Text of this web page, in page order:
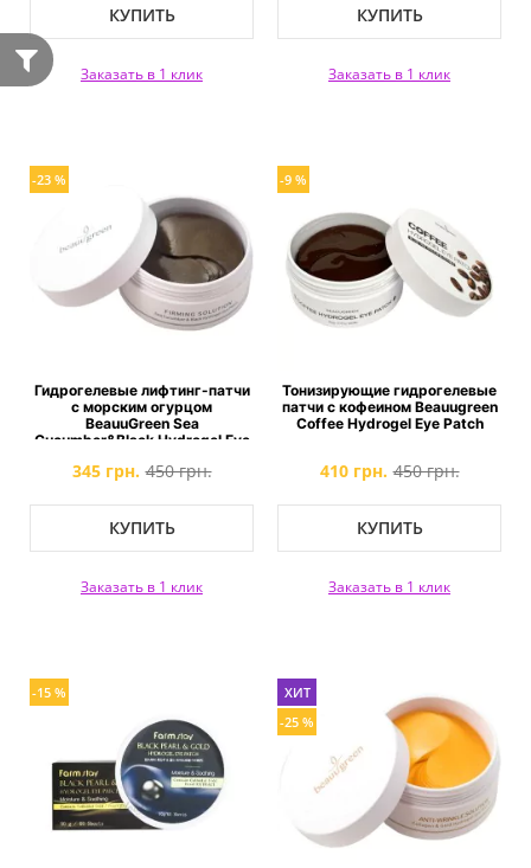
КУПИТЬ
Заказать в 1 клик
КУПИТЬ
Заказать в 1 клик
-23 %
Гидрогелевые лифтинг-патчи
с морским огурцом
BeauuGreen Sea
Cucumber&Black Hydrogel Eye
345 грн. 450 грн.
КУПИТЬ
Заказать в 1 клик
-9 %
Тонизирующие гидрогелевые
патчи с кофеином Beauugreen
Coffee Hydrogel Eye Patch
410 грн. 450 грн.
КУПИТЬ
Заказать в 1 клик
-15 %
ХИТ
-25 %